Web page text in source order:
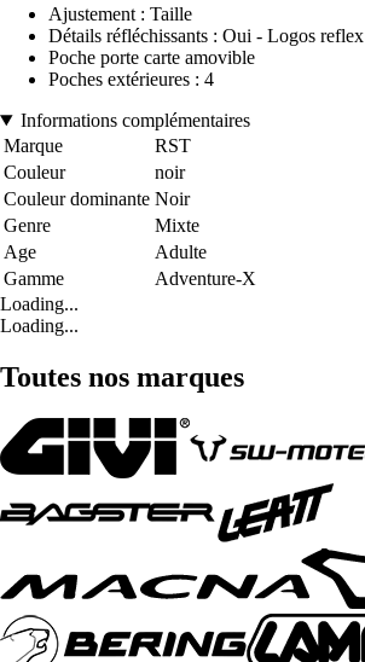
Ajustement : Taille
Détails réfléchissants : Oui - Logos reflex
Poche porte carte amovible
Poches extérieures : 4
Informations complémentaires
Marque
RST
Couleur
noir
Couleur dominante Noir
Genre
Mixte
Age
Adulte
Gamme
Adventure-X
Loading...
Loading...
Toutes nos marques